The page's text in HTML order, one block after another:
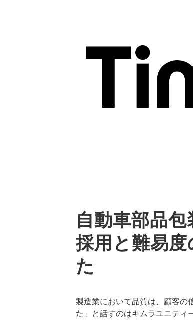
自動車部品
採用と難易
た
製造業において品質は、顧客の
た」と話すのはキムラユニティ